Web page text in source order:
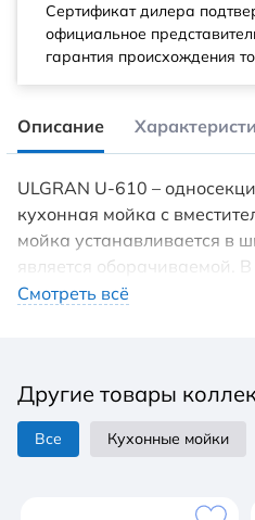
Сертификат дилера
официальное
гарантия происхождения
Описание
ULGRAN U-610 –
кухонная мойка с
мойка устанавливается в
является оборачиваемой.
сливная арматура с
составляет более 10 лет.
изготавливаются на
автоматизированном
имеют сравнительно
Смотреть всё
Другие товары
Все Кухонные мойки